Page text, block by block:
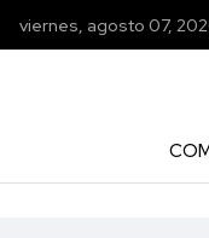
viernes, agosto 07,